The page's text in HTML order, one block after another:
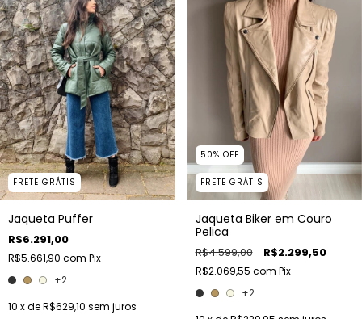
FRETE GRÁTIS
Jaqueta Puffer
R$6.291,00
R$5.661,90 com Pix
+2
10 x deR$629,10 sem juros
50% OFF
FRETE GRÁTIS
Jaqueta Biker em Couro
Pelica
R$4.599,00 R$2.299,50
R$2.069,55 com Pix
+2